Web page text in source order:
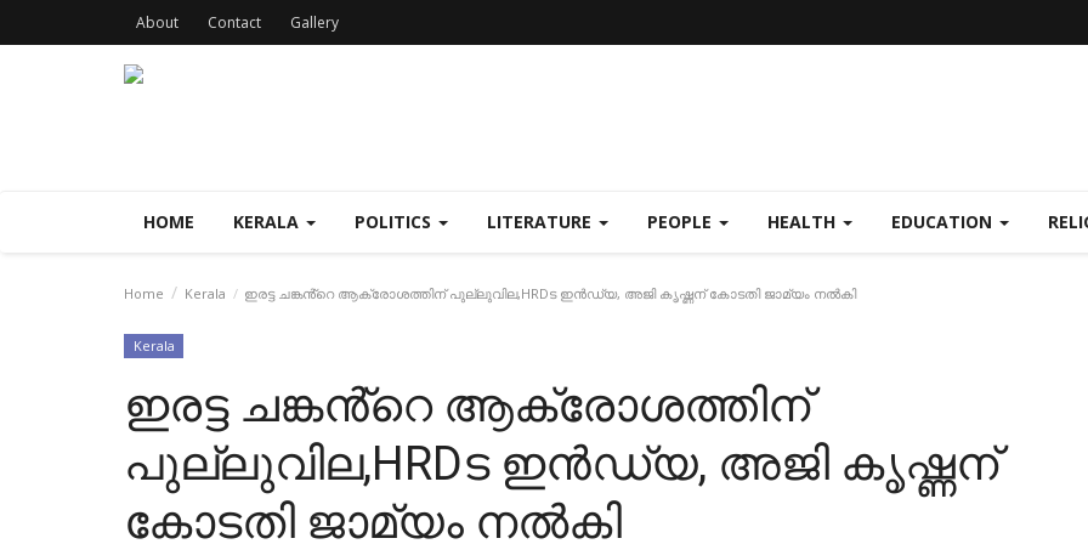
About Contact Gallery
HOME KERALA POLITICS LITERATURE PEOPLE HEALTH EDUCATION
Home Kerala ഇരട്ട ചങ്കൻ്റെ ആക്രോശത്തിന് പുല്ലുവില,HRDട ഇൻഡ്യ, അജി കൃഷ്ണന് കോടതി ജാമ്യം നൽകി
Kerala
ഇരട്ട ചങ്കൻ്റെ ആക്രോശത്തിന്
പുല്ലുവില,HRDട ഇൻഡ്യ, അജി കൃഷ്ണന്
കോടതി ജാമ്യം നൽകി